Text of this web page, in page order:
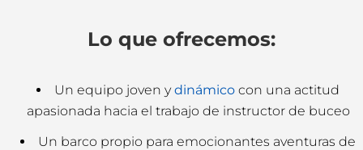
Lo que ofrecemos:
Un equipo joven ydinámico con una actitud
apasionada hacia el trabajo de instructor de buceo
Un barco propio para emocionantes aventuras de